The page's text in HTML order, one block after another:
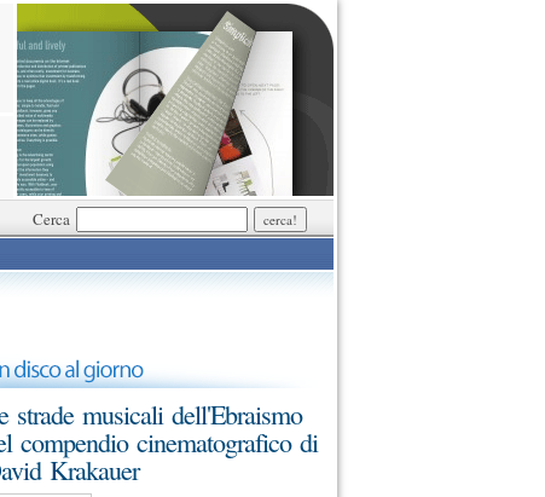
Cerca
strade musicali dell'Ebraismo
compendio cinematografico di
Krakauer